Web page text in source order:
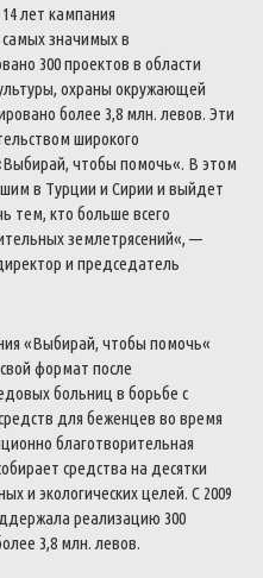
14лет кампания
самыхзначимыхв
300проектов в области
, охраны окружающей
более 3,8 млн. левов. Эти
широкого
Выбирай, чтобы помочь«. В этом
в Турции и Сирии и выйдет
тем, кто больше всего
землетрясений«, —
и председатель
«Выбирай, чтобы помочь«
свой формат после
больниц в борьбе с
для беженцев во время
благотворительная
средства на десятки
и экологическихцелей. С 2009
реализацию 300
3,8 млн. левов.